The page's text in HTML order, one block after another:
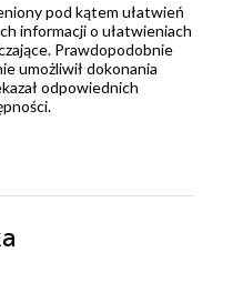
pod kątem ułatwień
informacji o ułatwieniach
Prawdopodobnie
umożliwił dokonania
odpowiednich